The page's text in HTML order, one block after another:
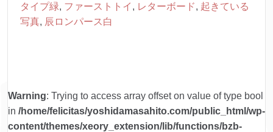
タイプ緑, ファーストトイ , レターボード, 起きている
写真, 辰ロンパース白
Warning: Trying to access array offset on value of type bool
in /home/felicitas/yoshidamasahito.com/public_html/wp-
content/themes/xeory_extension/lib/functions/bzb-